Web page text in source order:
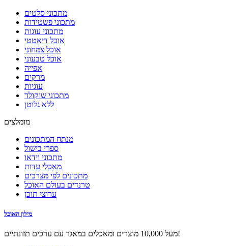
מתכוני סלטים
מתכוני פשטידות
מתכוני עוגות
אוכל דיאטטי
אוכל צמחוני
אוכל טבעוני
אפייה
מרקים
עוגיות
מתכוני שוקולד
ללא גלוטן
מומלצים
מנתח המתכונים
ספרי בישול
מתכוני וידאו
מאכלי עדות
מתכונים לפי מצרכים
טרנדים בעולם האוכל
ערוצי תוכן
מילון האוכל
מעל 10,000 מוצרים ומאכלים במאגר עם ערכים תזונתיים!